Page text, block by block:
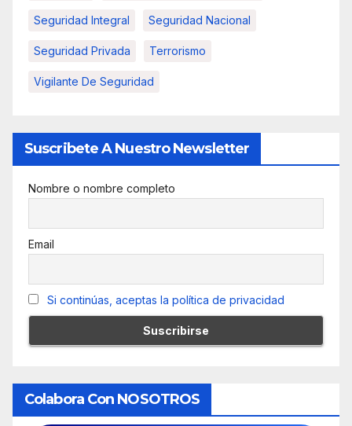
Seguridad Integral Seguridad Nacional
Seguridad Privada Terrorismo
Vigilante De Seguridad
Suscribete A Nuestro Newsletter
Nombre o nombre completo
Email
Si continúas, aceptas la política de privacidad
Colabora Con NOSOTROS